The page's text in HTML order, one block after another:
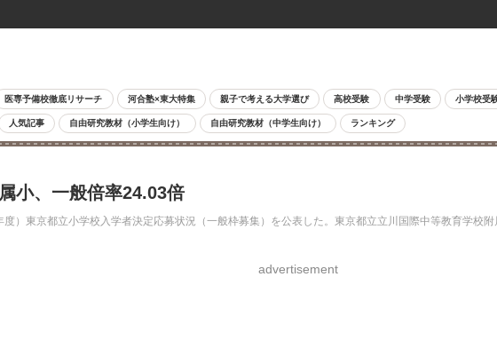
医専予備校徹底リサーチ 河合塾×東大特集 親子で考える大学選び 高校受験 中学受験 小学校受
人気記事 自由研究教材（小学生向け） 自由研究教材（中学生向け） ランキング
小、一般倍率24.03倍
）東京都立小学校入学者決定応募状況（一般枠募集）を公表した。東京都立立川国際中等教育学校
advertisement